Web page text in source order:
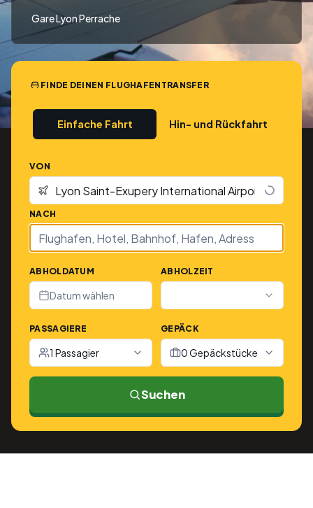
Gare Lyon Perrache
FINDE DEINEN FLUGHAFENTRANSFER
Einfache Fahrt Hin- und Rückfahrt
VON
NACH
ABHOLDATUM
Datum wählen
ABHOLZEIT
PASSAGIERE
1 Passagier
GEPÄCK
0 Gepäckstücke
Suchen